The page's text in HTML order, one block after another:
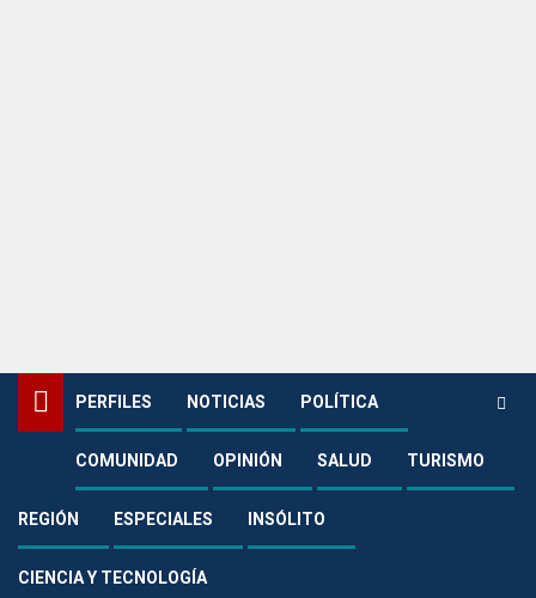
PERFILES NOTICIAS POLÍTICA
COMUNIDAD OPINIÓN SALUD TURISMO
REGIÓN ESPECIALES INSÓLITO
CIENCIA Y TECNOLOGÍA
Turismo
Se acerca la ‘Feria de Turismo Social’ que se realizará en el Parque de la
Vida Cofrem
Turismo